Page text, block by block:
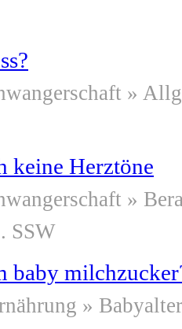
»
keine Herztöne
»
SSW
baby
» Babyalter